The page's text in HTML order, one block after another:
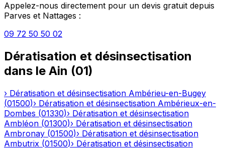
Appelez-nous directement pour un devis gratuit depuis
Parves et Nattages :
09 72 50 50 02
Dératisation et désinsectisation
dans le Ain (01)
› Dératisation et désinsectisation Ambérieu-en-Bugey
(01500)› Dératisation et désinsectisation Ambérieux-en-
Dombes (01330)› Dératisation et désinsectisation
Ambléon (01300)› Dératisation et désinsectisation
Ambronay (01500)› Dératisation et désinsectisation
Ambutrix (01500)› Dératisation et désinsectisation